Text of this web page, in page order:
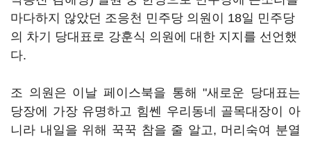
마다하지 않았던 조응천 민주당 의원이 18일 민주당
의 차기 당대표로 강훈식 의원에 대한 지지를 선언했
다.
조 의원은 이날 페이스북을 통해 "새로운 당대표는
당장에 가장 유명하고 힘쎈 우리동네 골목대장이 아
니라 내일을 위해 꾹꾹 참을 줄 알고, 머리숙여 분열